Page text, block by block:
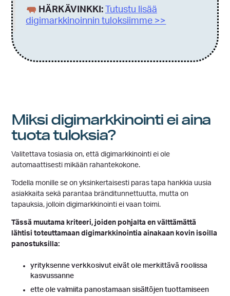
HÄRKÄVINKKI:
Tutustu lisää
digimarkkinoinnin tuloksiimme >>
Miksi digimarkkinointi ei aina
tuota tuloksia?
Valitettava tosiasia on, että digimarkkinointi ei ole
automaattisesti mikään rahantekokone.
Todella monille se on yksinkertaisesti paras tapa hankkia uusia
asiakkaita sekä parantaa bränditunnettuutta, mutta on
tapauksia, jolloin digimarkkinointi ei vaan toimi.
Tässä muutama kriteeri, joiden pohjalta en välttämättä
lähtisi toteuttamaan digimarkkinointia ainakaan kovin isoilla
panostuksilla:
yrityksenne verkkosivut eivät ole merkittävä roolissa
kasvussanne
ette ole valmiita panostamaan sisältöjen tuottamiseen